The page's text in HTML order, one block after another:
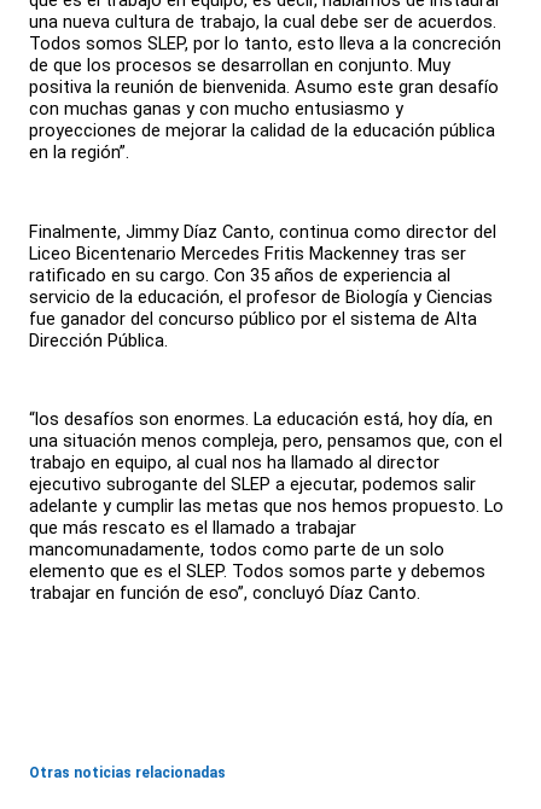
una nueva cultura de trabajo, la cual debe ser de acuerdos.
Todos somos SLEP, por lo tanto, esto lleva a la concreción
de que los procesos se desarrollan en conjunto. Muy
positiva la reunión de bienvenida. Asumo este gran desafío
con muchas ganas y con mucho entusiasmo y
proyecciones de mejorar la calidad de la educación pública
en la región”.
Finalmente, Jimmy Díaz Canto, continua como director del
Liceo Bicentenario Mercedes Fritis Mackenney tras ser
ratificado en su cargo. Con 35 años de experiencia al
servicio de la educación, el profesor de Biología y Ciencias
fue ganador del concurso público por el sistema de Alta
Dirección Pública.
“los desafíos son enormes. La educación está, hoy día, en
una situación menos compleja, pero, pensamos que, con el
trabajo en equipo, al cual nos ha llamado al director
ejecutivo subrogante del SLEP a ejecutar, podemos salir
adelante y cumplir las metas que nos hemos propuesto. Lo
que más rescato es el llamado a trabajar
mancomunadamente, todos como parte de un solo
elemento que es el SLEP. Todos somos parte y debemos
trabajar en función de eso”, concluyó Díaz Canto.
Otras noticias relacionadas